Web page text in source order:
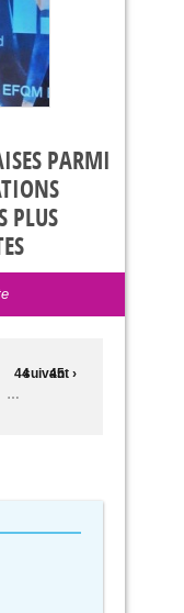
PARMI
PLUS
44
45
…
suivant ›